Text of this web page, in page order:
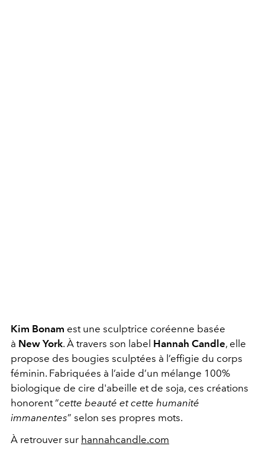
Kim Bonam est une sculptrice coréenne basée
à New York. À travers son label Hannah Candle, elle
propose des bougies sculptées à l’effigie du corps
féminin. Fabriquées à l’aide d’un mélange 100%
biologique de cire d'abeille et de soja, ces créations
honorent “cette beauté et cette humanité
immanentes” selon ses propres mots.
À retrouver sur hannahcandle.com